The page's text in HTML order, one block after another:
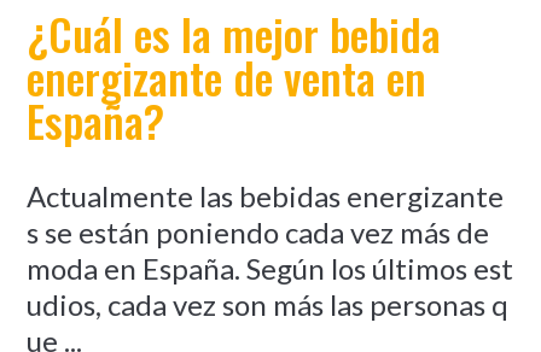
¿Cuál es la mejor bebida
energizante de venta en
España?
Actualmente las bebidas energizante
s se están poniendo cada vez más de
moda en España. Según los últimos est
udios, cada vez son más las personas q
ue ...